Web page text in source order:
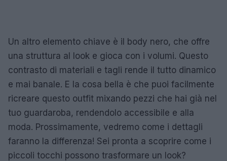
Un altro elemento chiave è il body nero, che offre
una struttura al look e gioca con i volumi. Questo
contrasto di materiali e tagli rende il tutto dinamico
e mai banale. E la cosa bella è che puoi facilmente
ricreare questo outfit mixando pezzi che hai già nel
tuo guardaroba, rendendolo accessibile e alla
moda. Prossimamente, vedremo come i dettagli
faranno la differenza! Sei pronta a scoprire come i
piccoli tocchi possono trasformare un look?